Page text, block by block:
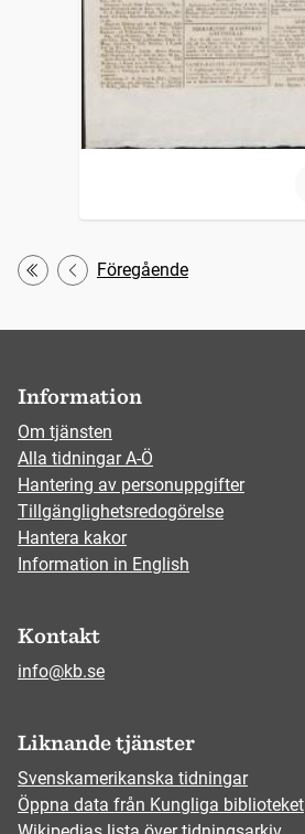
Första
Föregående
Information
Om tjänsten
Alla tidningar A-Ö
Hantering av personuppgifter
Tillgänglighetsredogörelse
Hantera kakor
Information in English
Kontakt
info@kb.se
Liknande tjänster
Svenskamerikanska tidningar
Öppna data från Kungliga biblioteket